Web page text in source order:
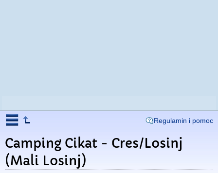
Regulamin i pomoc
Camping Cikat - Cres/Losinj
(Mali Losinj)